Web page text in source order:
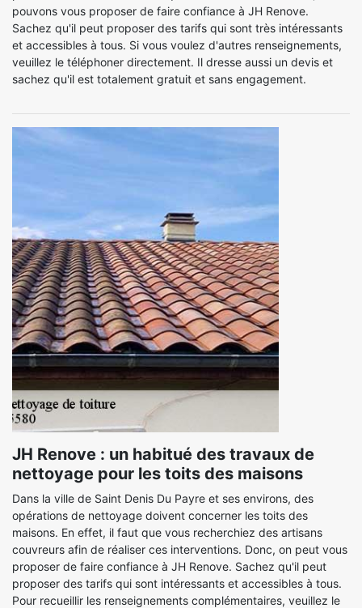
pouvons vous proposer de faire confiance à JH Renove.
Sachez qu'il peut proposer des tarifs qui sont très intéressants
et accessibles à tous. Si vous voulez d'autres renseignements,
veuillez le téléphoner directement. Il dresse aussi un devis et
sachez qu'il est totalement gratuit et sans engagement.
JH Renove : un habitué des travaux de
nettoyage pour les toits des maisons
Dans la ville de Saint Denis Du Payre et ses environs, des
opérations de nettoyage doivent concerner les toits des
maisons. En effet, il faut que vous recherchiez des artisans
couvreurs afin de réaliser ces interventions. Donc, on peut vous
proposer de faire confiance à JH Renove. Sachez qu'il peut
proposer des tarifs qui sont intéressants et accessibles à tous.
Pour recueillir les renseignements complémentaires, veuillez le